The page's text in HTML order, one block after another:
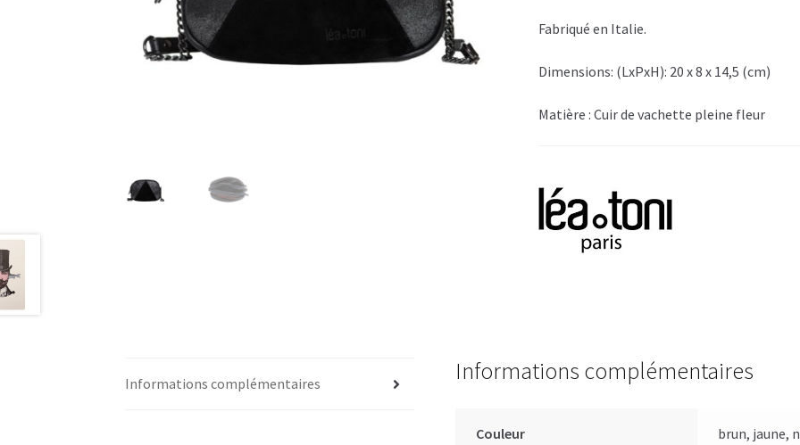
Fabriqué en Italie.
Dimensions: (LxPxH): 20 x 8 x 14,5 (cm)
Matière : Cuir de vachette pleine fleur
Informations complémentaires Informations complémentaires
Couleur brun, jaune,